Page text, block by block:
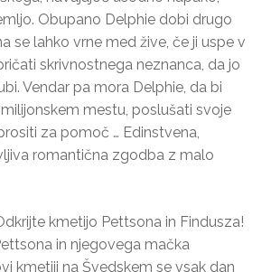
Obupano Delphie dobi drugo
se lahko vrne med žive, če ji uspe v
skrivnostnega neznanca, da jo
Vendar pa mora Delphie, da bi
mestu, poslušati svoje
za pomoč … Edinstvena,
romantična zgodba z malo
kmetijo Pettsona in Findusza!
in njegovega mačka
kmetiji na Švedskem se vsak dan